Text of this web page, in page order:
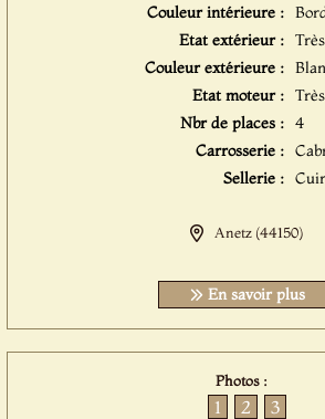
Couleur intérieure :
Etat extérieur :
Couleur extérieure :
Etat moteur :
Nbr de places : 4
Carrosserie :
Sellerie : Cuir
Anetz (44150)
En savoir plus
Photos :
1 2 3